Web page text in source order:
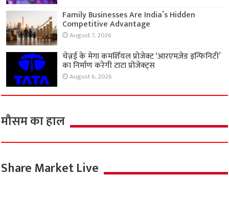
Family Businesses Are India’s Hidden
Competitive Advantage
August 7, 2026
चेन्नई के मेगा कमर्शियल प्रोजेक्ट ‘आरएमज़ेड इन्फिनिटी’
का निर्माण करेगी टाटा प्रोजेक्ट्स
August 6, 2026
मौसम का हाल
Share Market Live